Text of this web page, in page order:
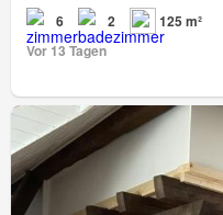
6 2
125 m²
Vor 13 Tagen